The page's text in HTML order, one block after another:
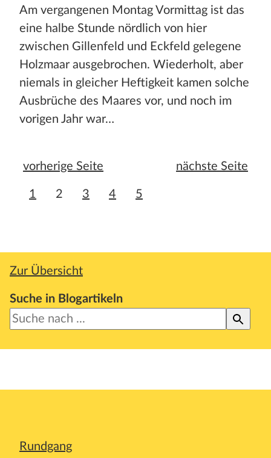
Am vergangenen Montag Vormittag ist das
eine halbe Stunde nördlich von hier
zwischen Gillenfeld und Eckfeld gelegene
Holzmaar ausgebrochen. Wiederholt, aber
niemals in gleicher Heftigkeit kamen solche
Ausbrüche des Maares vor, und noch im
vorigen Jahr war…
vorherige Seite nächste Seite
1 2 3 4 5
Zur Übersicht
Suche in Blogartikeln
Rundgang